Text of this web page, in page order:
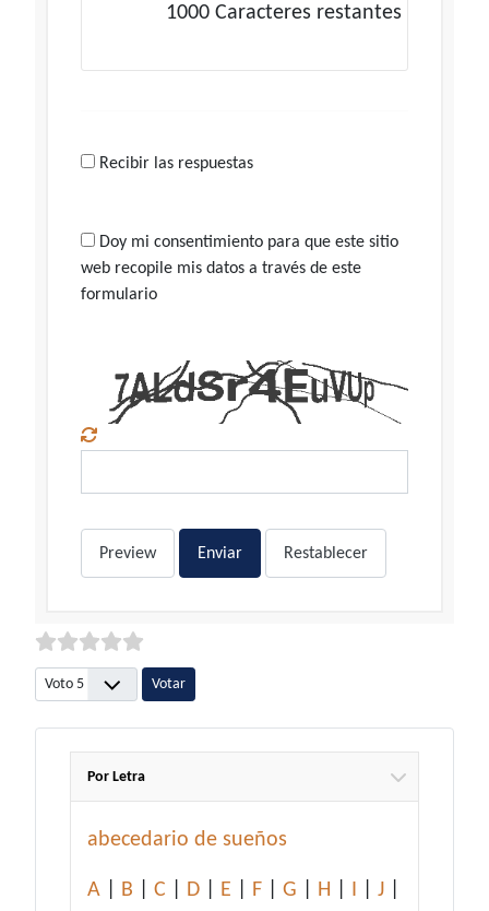
1000 Caracteres restantes
Recibir las respuestas
Doy mi consentimiento para que este sitio
web recopile mis datos a través de este
formulario
Preview Enviar Restablecer
Por favor, vote
Por Letra
abecedario de sueños
A B C D E F G H I J